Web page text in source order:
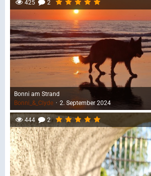
425 2
Bonni am Strand
Bonni_&_Clyde
2. September 2024
444 2